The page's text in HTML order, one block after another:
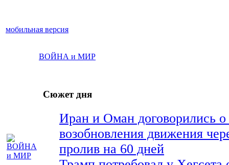
мобильная версия
ВОЙНА и МИР
Сюжет дня
Иран и Оман договорились о
возобновления движения
пролив на 60 дней